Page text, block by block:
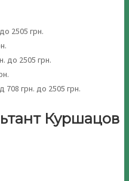
2505 грн.
до 2505 грн.
708 грн. до 2505 грн.
Куршацов